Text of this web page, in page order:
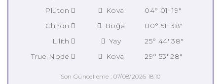
Plüton
Kova
04° 01' 19"
Chiron
Boğa
00° 51' 38"
Lilith
Yay
25° 44' 38"
True Node
Kova 29° 53' 28"
Son Güncelleme : 07/08/2026 18:10